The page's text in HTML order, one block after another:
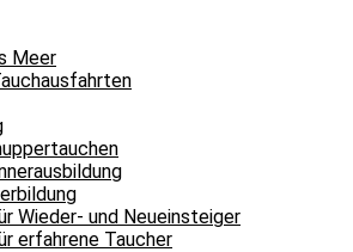
Meer
Wieder- und Neueinsteiger
erfahrene Taucher